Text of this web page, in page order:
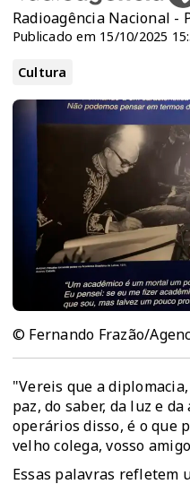
Radioagência Nacional -
Publicado em 15/10/2025
Cultura
© Fernando Frazão/
"Vereis que a
paz, do saber, da luz e
operários disso, é o que
velho colega, vosso
Essas palavras refletem